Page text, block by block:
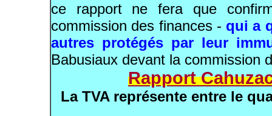
ce rapport ne fera que
commission des finances - qui a
autres protégés par leur
Babusiaux devant la commission
Rapport
La TVA représente entre le